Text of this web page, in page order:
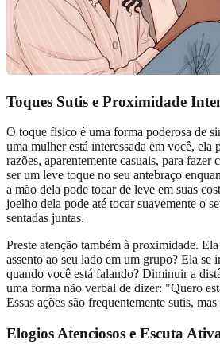
Toques Sutis e Proximidade
O toque físico é uma forma poderosa de
uma mulher está interessada em você, ela
razões, aparentemente casuais, para fazer
ser um leve toque no seu antebraço
a mão dela pode tocar de leve em suas
joelho dela pode até tocar suavemente o
sentadas juntas.
Preste atenção também à proximidade.
assento ao seu lado em um grupo? Ela se
quando você está falando? Diminuir a
uma forma não verbal de dizer: "Quero
Essas ações são frequentemente sutis,
Elogios Atenciosos e Escuta